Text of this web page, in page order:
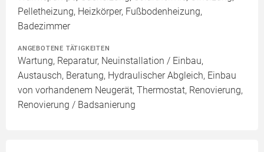
Pelletheizung, Heizkörper, Fußbodenheizung,
Badezimmer
ANGEBOTENE TÄTIGKEITEN
Wartung, Reparatur, Neuinstallation / Einbau,
Austausch, Beratung, Hydraulischer Abgleich, Einbau
von vorhandenem Neugerät, Thermostat, Renovierung,
Renovierung / Badsanierung